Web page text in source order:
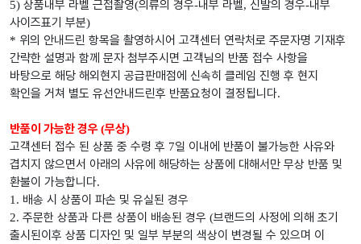
5) 상품내부 라벨 근접촬영(의류의 경우-내부 라벨, 신발의 경우-내부
사이즈표기 부분)
* 위의 안내드린 항목을 촬영하시어 고객센터 연락처로 주문자명 기재후
간략한 설명과 함께 문자 첨부주시면 고객님의 반품 접수 사항을
바탕으로 해당 해외현지 공급판매점에 신속히 클레임 진행 후 현지
확인을 거쳐 별도 유선안내드린후 반품요청이 결정됩니다.
반품이 가능한 경우(무상)
고객센터 접수 된 상품 중 수령 후 7일 이내에 반품이 불가능한 사유와
겹치지 않으면서 아래의 사유에 해당하는 상품에 대해서만 무상 반품 및
환불이 가능합니다.
1. 배송 시 상품이 파손 및 유실된 경우
2. 주문한 상품과 다른 상품이 배송된 경우 (브랜드의 사정에 의해 초기
출시된이후 상품 디자인 및 일부 부분의 색상이 변경될 수 있으며 이